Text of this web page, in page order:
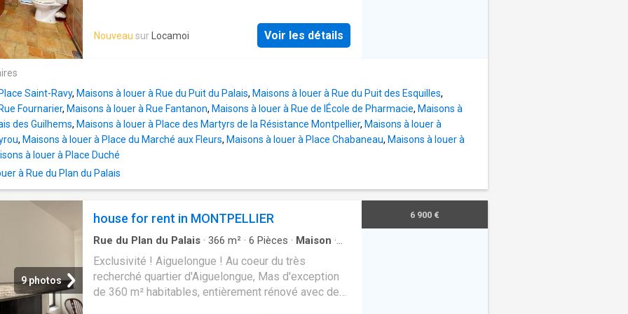
serez séduit par cet environnement bucolique, où le
calme de la campagne s'allie parfaitement à la
l'annonce: 255L114M
Nouveau sur Locamoi Voir les détails
Saint-Ravy, Maisons à louer à Rue du Puit du Palais, Maisons à louer à Rue du Puit des Esquilles,
Fournarier, Maisons à louer à Rue Fantanon, Maisons à louer à Rue de lÉcole de Pharmacie, Maisons à
des Guilhems, Maisons à louer à Place des Martyrs de la Résistance Montpellier, Maisons à louer à
, Maisons à louer à Place du Marché aux Fleurs, Maisons à louer à Place Chabaneau, Maisons à louer à
à louer à Place Duché
à Rue du Plan du Palais
9 photos
house for rent in MONTPELLIER
Rue du Plan du Palais · 366 m² · 6 Pièces · Maison ·
Exclusivité ! Aiguelongue ! Au coeur du très
recherché quartier d'Aiguelongue, Mas d'exception
de 360 m² habitables, entièrement rénové avec des
6 900 €